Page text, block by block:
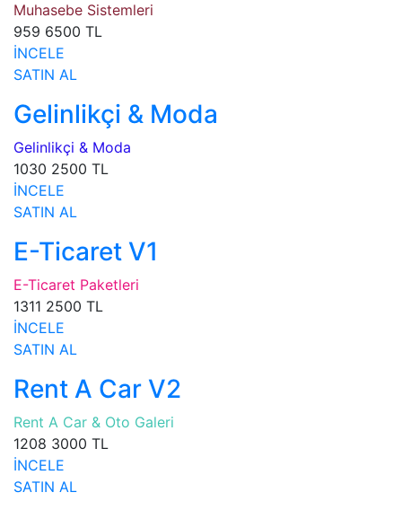
Muhasebe Sistemleri
959 6500 TL
İNCELE
SATIN AL
Gelinlikçi & Moda
Gelinlikçi & Moda
1030 2500 TL
İNCELE
SATIN AL
E-Ticaret V1
E-Ticaret Paketleri
1311 2500 TL
İNCELE
SATIN AL
Rent A Car V2
Rent A Car & Oto Galeri
1208 3000 TL
İNCELE
SATIN AL